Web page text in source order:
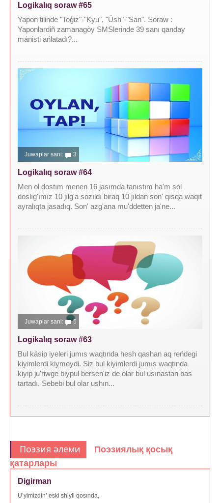
Logikalıq soraw #65
Yapon tilinde "Toģiz"-"Kyu", "Úsh"-"San". Soraw :
Yaponlardiñ zamanagòy SMSlerinde 39 sanı qanday
mánisti ańlatadı?...
Juwaplar sani: 3
Logikalıq soraw #64
Men ol dostım menen 16 jasımda tanıstım ha'm sol
doslıg'ımız 10 jılg'a sozıldı biraq 10 jıldan son' qısqa waqıt
ayralıqta jasadıq. Son' azg'ana mu'ddetten ja'ne...
Juwaplar sani: 5
Logikalıq soraw #63
Bul kásip iyeleri jumıs waqtında hesh qashan aq reńdegi
kiyimlerdi kiymeydi. Siz bul kiyimlerdi jumıs waqtında
kiyip ju'riwge biypul bersen'iz de olar bul usınastan bas
tartadı. Sebebi bul olar ushın...
Поэзия әлеми
Поэзиялық қосық
қатарлары
Digirman
U’yimizdin’ eski shiyli qosında,